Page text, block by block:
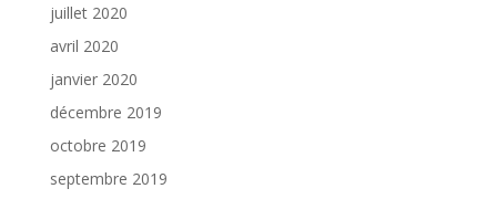
juillet 2020
avril 2020
janvier 2020
décembre 2019
octobre 2019
septembre 2019